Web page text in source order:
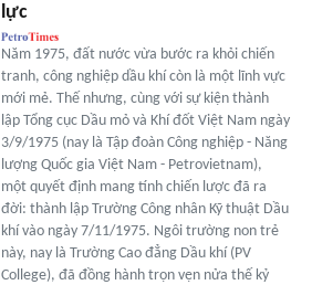
lực
Năm 1975, đất nước vừa bước ra khỏi chiến
tranh, công nghiệp dầu khí còn là một lĩnh vực
mới mẻ. Thế nhưng, cùng với sự kiện thành
lập Tổng cục Dầu mỏ và Khí đốt Việt Nam ngày
3/9/1975 (nay là Tập đoàn Công nghiệp - Năng
lượng Quốc gia Việt Nam - Petrovietnam),
một quyết định mang tính chiến lược đã ra
đời: thành lập Trường Công nhân Kỹ thuật Dầu
khí vào ngày 7/11/1975. Ngôi trường non trẻ
này, nay là Trường Cao đẳng Dầu khí (PV
College), đã đồng hành trọn vẹn nửa thế kỷ